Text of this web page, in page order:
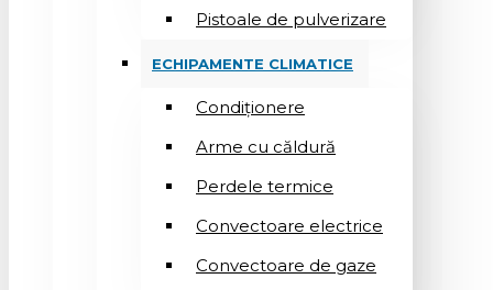
Pistoale de pulverizare
ECHIPAMENTE CLIMATICE
Condiționere
Arme cu căldură
Perdele termice
Convectoare electrice
Convectoare de gaze